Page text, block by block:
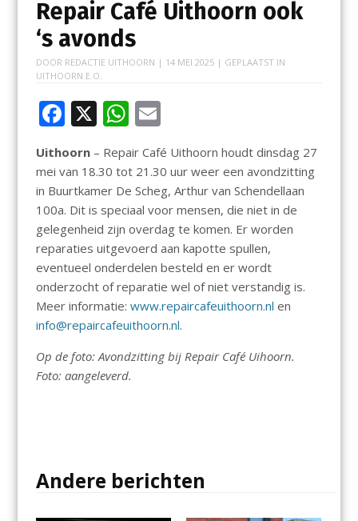
Repair Café Uithoorn ook
‘s avonds
DOOR REDACTIE UITHOORN | 14 MEI 2025| GEPLAATST IN
UITHOORN E.O.
F
e
b
o
o
k
X W
at
s
A
p
p
E
m
ai
l
Uithoorn– Repair Café Uithoorn houdt dinsdag 27
mei van 18.30 tot 21.30 uur weer een avondzitting
in Buurtkamer De Scheg, Arthur van Schendellaan
100a. Dit is speciaal voor mensen, die niet in de
gelegenheid zijn overdag te komen. Er worden
reparaties uitgevoerd aan kapotte spullen,
eventueel onderdelen besteld en er wordt
onderzocht of reparatie wel of niet verstandig is.
Meer informatie: www.repaircafeuithoorn.nl en
info@repaircafeuithoorn.nl.
Op de foto: Avondzitting bij Repair Café Uihoorn.
Foto: aangeleverd.
Andere berichten